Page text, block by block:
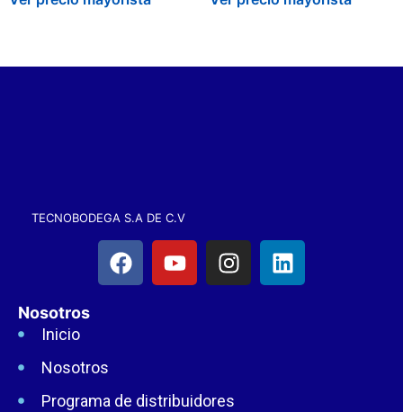
TECNOBODEGA S.A DE C.V
Nosotros
Inicio
Nosotros
Programa de distribuidores